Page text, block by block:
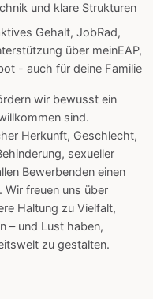
und klare Strukturen
Gehalt, JobRad,
über meinEAP,
- auch für deine Familie
wir bewusst ein
sind.
Herkunft, Geschlecht,
sexueller
Bewerbenden einen
freuen uns über
Haltung zu Vielfalt,
– und Lust haben,
zu gestalten.